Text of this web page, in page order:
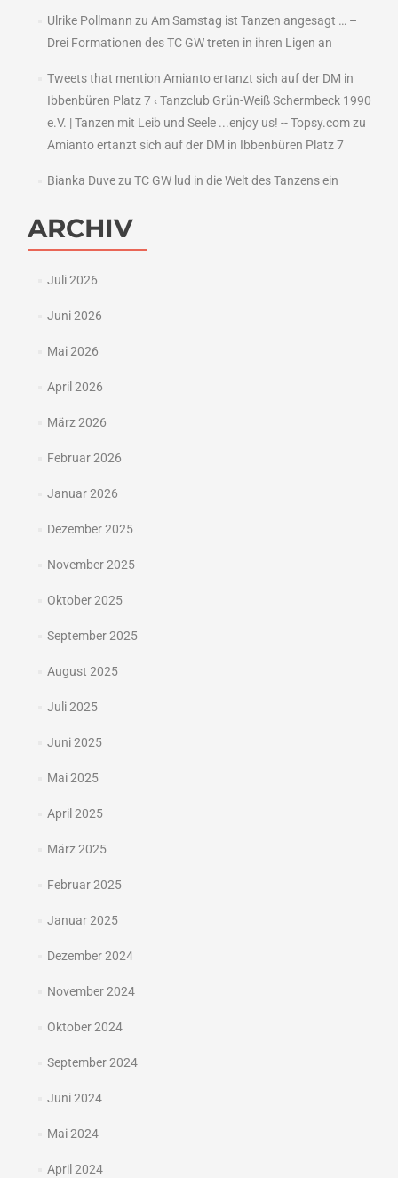
Ulrike Pollmann zu Am Samstag ist Tanzen angesagt … –
Drei Formationen des TC GW treten in ihren Ligen an
Tweets that mention Amianto ertanzt sich auf der DM in
Ibbenbüren Platz 7 ‹ Tanzclub Grün-Weiß Schermbeck 1990
e.V. | Tanzen mit Leib und Seele ...enjoy us! -- Topsy.comzu
Amianto ertanzt sich auf der DM in Ibbenbüren Platz 7
Bianka Duvezu TC GW lud in die Welt des Tanzens ein
ARCHIV
Juli 2026
Juni 2026
Mai 2026
April 2026
März 2026
Februar 2026
Januar 2026
Dezember 2025
November 2025
Oktober 2025
September 2025
August 2025
Juli 2025
Juni 2025
Mai 2025
April 2025
März 2025
Februar 2025
Januar 2025
Dezember 2024
November 2024
Oktober 2024
September 2024
Juni 2024
Mai 2024
April 2024